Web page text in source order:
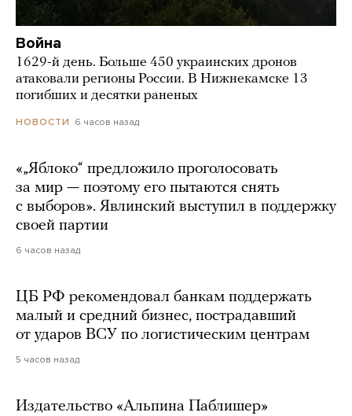
Война
1629-й день. Больше 450 украинских дронов
атаковали регионы России. В Нижнекамске 13
погибших и десятки раненых
НОВОСТИ 6 часов назад
«„Яблоко“ предложило проголосовать
за мир — поэтому его пытаются снять
с выборов». Явлинский выступил в поддержку
своей партии
6 часов назад
ЦБ РФ рекомендовал банкам поддержать
малый и средний бизнес, пострадавший
от ударов ВСУ по логистическим центрам
5 часов назад
Издательство «Альпина Паблишер»